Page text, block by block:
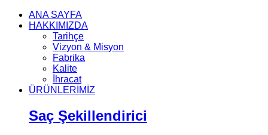
ANA SAYFA
HAKKIMIZDA
Tarihçe
Vizyon & Misyon
Fabrika
Kalite
İhracat
ÜRÜNLERİMİZ
Saç Şekillendirici